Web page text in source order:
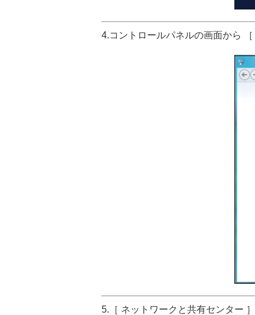
4.コントロールパネルの画面から
5.［ ネットワークと共有センター